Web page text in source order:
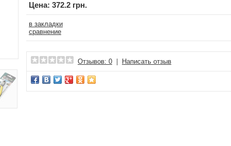
Цена: 372.2 грн.
в закладки
сравнение
Отзывов: 0 Написать отзыв